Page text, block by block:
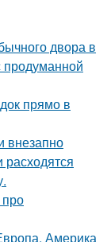
двора в
продуманной
прямо в
внезапно
расходятся
Америка